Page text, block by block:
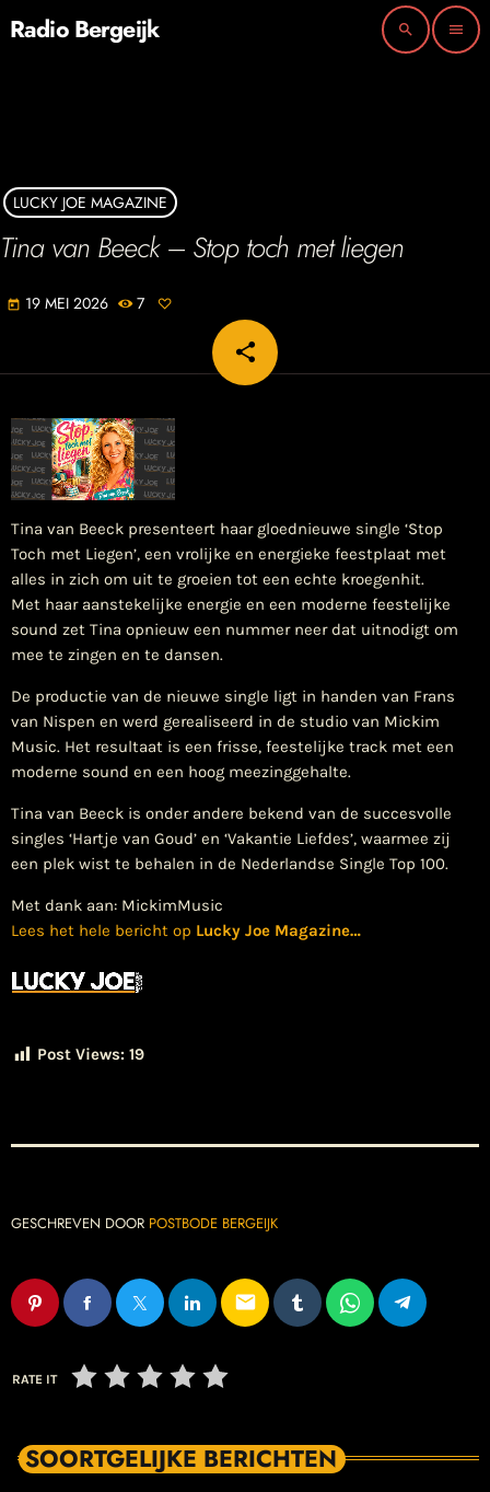
Radio Bergeijk search menu
LUCKY JOE MAGAZINE
Tina van Beeck – Stop toch met liegen
today 19 MEI 2026 7
share
email
Tina van Beeck presenteert haar gloednieuwe single ‘Stop
Toch met Liegen’, een vrolijke en energieke feestplaat met
alles in zich om uit te groeien tot een echte kroegenhit.
Met haar aanstekelijke energie en een moderne feestelijke
sound zet Tina opnieuw een nummer neer dat uitnodigt om
mee te zingen en te dansen.
De productie van de nieuwe single ligt in handen van Frans
van Nispen en werd gerealiseerd in de studio van Mickim
Music. Het resultaat is een frisse, feestelijke track met een
moderne sound en een hoog meezinggehalte.
Tina van Beeck is onder andere bekend van de succesvolle
singles ‘Hartje van Goud’ en ‘Vakantie Liefdes’, waarmee zij
een plek wist te behalen in de Nederlandse Single Top 100.
Met dank aan: MickimMusic
Lees het hele bericht op Lucky Joe Magazine…
Post Views: 19
GESCHREVEN DOOR POSTBODE BERGEIJK
email
RATE IT
SOORTGELIJKE BERICHTEN